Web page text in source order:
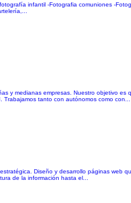
infantil -Fotografia comuniones -
y medianas empresas. Nuestro objetivo
tanto con autónomos como con...
Diseño y desarrollo páginas web
de la información hasta el...